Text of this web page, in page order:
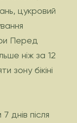
цукровий
Перед
ніж за 12
зону бікіні
днів після